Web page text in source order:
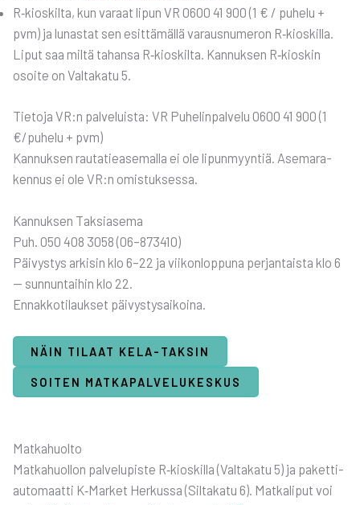
R‑kioskilta, kun varaat lipun VR 0600 41 900 (1 € / puhe­lu +
pvm) ja lunas­tat sen esit­tä­mäl­lä varaus­nu­me­ron R‑kioskilla.
Liput saa mil­tä tahan­sa R‑kioskilta. Kan­nuk­sen R‑kioskin
osoi­te on Val­ta­ka­tu 5.
Tie­to­ja VR:n pal­ve­luis­ta: VR Puhe­lin­pal­ve­lu 0600 41 900 (1
€/puhelu + pvm)
Kan­nuk­sen rau­ta­tie­a­se­mal­la ei ole lipun­myyn­tiä. Ase­ma­ra­
ken­nus ei ole VR:n omis­tuk­ses­sa.
Kan­nuk­sen Tak­sia­se­ma
Puh. 050 408 3058 (06–873410)
Päi­vys­tys arki­sin klo 6–22 ja vii­kon­lop­pu­na per­jan­tais­ta klo 6
— sun­nun­tai­hin klo 22.
Ennak­ko­ti­lauk­set päi­vys­ty­sai­koi­na.
NÄIN TILAAT KELA-TAK­SIN
SOI­TEN MAT­KA­PAL­VE­LU­KES­KUS
Mat­ka­huol­to
Mat­ka­huol­lon pal­ve­lu­pis­te R‑kioskilla (Val­ta­ka­tu 5) ja paket­ti­
au­to­maat­ti K‑Market Her­kus­sa (Sil­ta­ka­tu 6). Mat­ka­li­put voi